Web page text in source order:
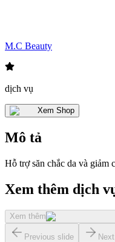
M.C Beauty
dịch vụ
Xem Shop
Mô tả
Hỗ trợ săn chắc da và giảm
Xem thêm dịch
Xem thêm
Previous slide